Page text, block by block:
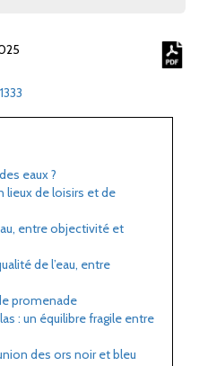
eaux?
lieux de loisirs et de
entre objectivité et
de l’eau, entre
promenade
: un équilibre fragile entre
des ors noir et bleu